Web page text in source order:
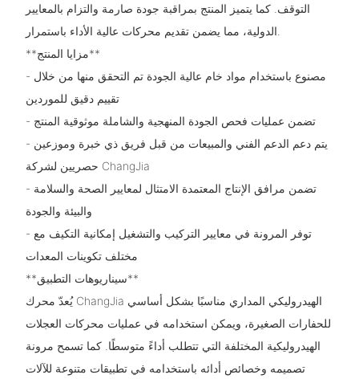
التوقف. كما يتميز المنتج بمراقبة جودة صارمة والتزام بالمعايير
**مزايا المنتج**
- مصنوع باستخدام مواد خام عالية الجودة تم التحقق منها من خلال
تقييم دقيق للموردين
- تضمن عمليات فحص الجودة المنهجية والشاملة موثوقية المنتج
- يتم دعم الدعم الفني والمبيعات من قبل فريق ذي خبرة وموزعين
حصريين لشركة ChangJia
- تضمن مرافق الإنتاج المعتمدة الامتثال لمعايير الصحة والسلامة
والبيئة والجودة
- توفر المرونة في معايير التركيب والتشغيل إمكانية التكيف مع
مختلف تكوينات المعدات
**سيناريوهات التطبيق**
يُعدّ محرك ChangJia الهيدروليكي المداري مناسبًا بشكل أساسي
للحفارات الصغيرة، ويمكن استخدامه في عمليات محركات العجلات
الهيدروليكية المختلفة التي تتطلب أداءً متوسطًا. كما تسمح مرونة
تصميمه وخصائص أدائه باستخدامه في تطبيقات متنوعة للآلات